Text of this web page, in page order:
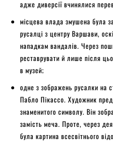
адже диверсії вчинялися
місцева влада змушена була
русалці з центру Варшави,
нападкам вандалів. Через
реставрувати й лише після
в музей;
одне з зображень русалки на
Пабло Пікассо. Художник
знаменитого символу. Він
замість меча. Проте, через
була картина всесвітнього